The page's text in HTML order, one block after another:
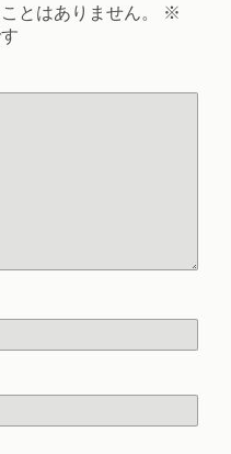
とはありません。
※